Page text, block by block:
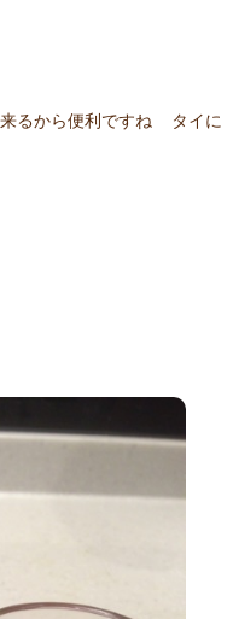
来るから便利ですね タイに